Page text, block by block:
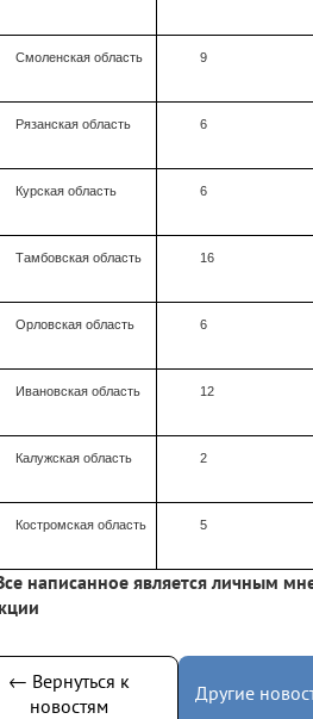
Смоленская область 9
Рязанская область 6
Курская область 6
Тамбовская область 16
Орловская область 6
Ивановская область 12
Калужская область 2
Костромская область 5
написанное является личным
← Вернуться к
новостям
Другие